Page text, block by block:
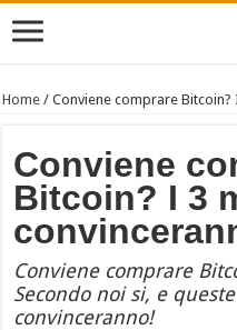
Home /Conviene comprare
Conviene
Bitcoin? I 3
Conviene comprare
Secondo noi si, e
convinceranno!